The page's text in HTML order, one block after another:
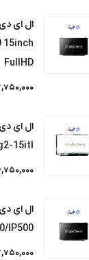
ال ای
15inch
FullHD
7,750,000
ال ای
15itl
6,750,000
ال ای
IP500
7,750,000
فرم اعلام واریزی
درباره اورجینال باتری
تماس با اورجینال